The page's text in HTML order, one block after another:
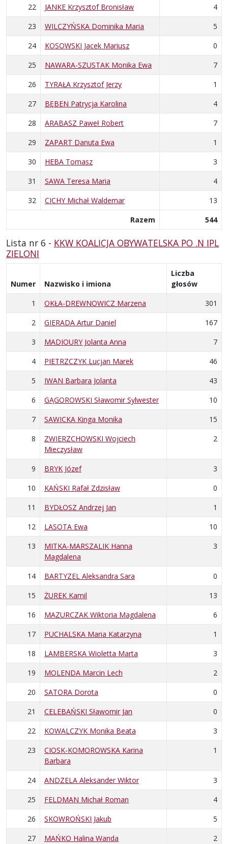
22 JANKE Krzysztof Bronisław
4
23
WILCZYŃSKA Dominika Maria
5
24
KOSOWSKI Jacek Mariusz
0
25
NAWARA-SZUSTAK Monika Ewa
7
26
TYRAŁA Krzysztof Jerzy
1
27
BĘBEN Patrycja Karolina
4
28
ARABASZ Paweł Robert
7
29
ZAPART Danuta Ewa
1
30
HEBA Tomasz
3
31
SAWA Teresa Maria
4
32
CICHY Michał Waldemar
13
Razem
544
Lista nr 6 - KKW KOALICJA OBYWATELSKA PO .N IPL
ZIELONI
Numer Nazwisko i imiona
Liczba
głosów
1
OKŁA-DREWNOWICZ Marzena
301
2
GIERADA Artur Daniel
167
3
MADIOURY Jolanta Anna
7
4
PIETRZCZYK Lucjan Marek
46
5
IWAN Barbara Jolanta
43
6
GĄGOROWSKI Sławomir Sylwester
10
7
SAWICKA Kinga Monika
15
8
ZWIERZCHOWSKI Wojciech
Mieczysław
2
9 BRYK Józef
3
10
KAŃSKI Rafał Zdzisław
0
11
BYDŁOSZ Andrzej Jan
1
12
LASOTA Ewa
10
13
MITKA-MARSZALIK Hanna
Magdalena
3
14 BARTYZEL Aleksandra Sara
0
15
ŻUREK Kamil
13
16
MAZURCZAK Wiktoria Magdalena
6
17
PUCHALSKA Maria Katarzyna
1
18
LAMBERSKA Wioletta Marta
3
19
MOLENDA Marcin Lech
2
20
SATORA Dorota
0
21
CELEBAŃSKI Sławomir Jan
0
22
KOWALCZYK Monika Beata
3
23
CIOSK-KOMOROWSKA Karina
Barbara
1
24 ANDZELA Aleksander Wiktor
3
25
FELDMAN Michał Roman
4
26
SKOWROŃSKI Jakub
5
27
MAŃKO Halina Wanda
2